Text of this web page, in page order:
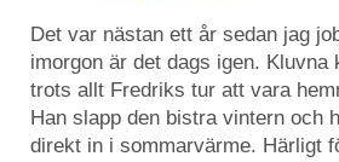
Det var nästan ett år sedan jag
imorgon är det dags igen. Kluvna
trots allt Fredriks tur att vara
Han slapp den bistra vintern och
direkt in i sommarvärme. Härligt